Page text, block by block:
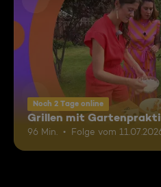
Noch 2 Tage online
Grillen mit
96 Min. Folge vom